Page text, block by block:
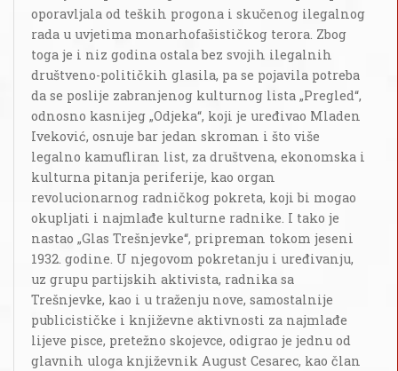
oporavljala od teških progona i skučenog ilegalnog
rada u uvjetima monarhofašističkog terora. Zbog
toga je i niz godina ostala bez svojih ilegalnih
društveno-političkih glasila, pa se pojavila potreba
da se poslije zabranjenog kulturnog lista „Pregled“,
odnosno kasnijeg „Odjeka“, koji je uređivao Mladen
Iveković, osnuje bar jedan skroman i što više
legalno kamufliran list, za društvena, ekonomska i
kulturna pitanja periferije, kao organ
revolucionarnog radničkog pokreta, koji bi mogao
okupljati i najmlađe kulturne radnike. I tako je
nastao „Glas Trešnjevke“, pripreman tokom jeseni
1932. godine. U njegovom pokretanju i uređivanju,
uz grupu partijskih aktivista, radnika sa
Trešnjevke, kao i u traženju nove, samostalnije
publicističke i književne aktivnosti za najmlađe
lijeve pisce, pretežno skojevce, odigrao je jednu od
glavnih uloga književnik August Cesarec, kao član